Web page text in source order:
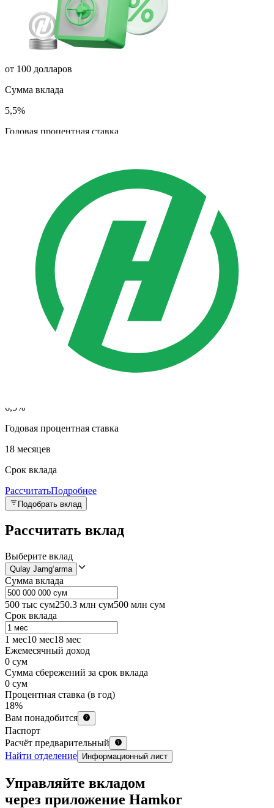
от 100 долларов
Сумма вклада
5,5%
Годовая процентная ставка
Подробнее
USD Ежемесячные выплаты
Maksimum Dollar
В иностранной валюте с пополнением, получением
процентов ежемесячно
6,5%
Годовая процентная ставка
18 месяцев
Срок вклада
РассчитатьПодробнее
Подобрать вклад
Рассчитать вклад
Выберите вклад
Сумма вклада
500 тыс сум250.3 млн сум500 млн сум
Срок вклада
1 мес10 мес18 мес
Ежемесячный доход
0 сум
Сумма сбережений за срок вклада
0 сум
Процентная ставка (в год)
18%
Вам понадобится
Паспорт
Расчёт предварительный
Найти отделение
Информационный лист
Управляйте вкладом
через приложение Hamkor